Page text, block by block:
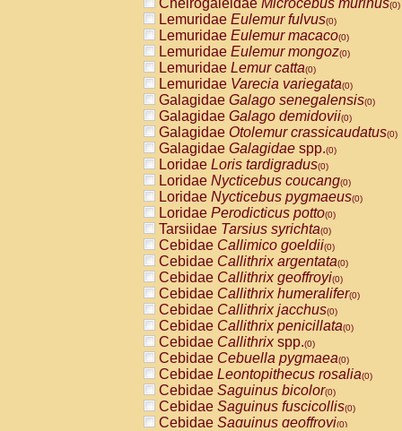
Cheirogaleidae Microcebus murinus(0)
Lemuridae Eulemur fulvus(0)
Lemuridae Eulemur macaco(0)
Lemuridae Eulemur mongoz(0)
Lemuridae Lemur catta(0)
Lemuridae Varecia variegata(0)
Galagidae Galago senegalensis(0)
Galagidae Galago demidovii(0)
Galagidae Otolemur crassicaudatus(0)
Galagidae Galagidae spp.(0)
Loridae Loris tardigradus(0)
Loridae Nycticebus coucang(0)
Loridae Nycticebus pygmaeus(0)
Loridae Perodicticus potto(0)
Tarsiidae Tarsius syrichta(0)
Cebidae Callimico goeldii(0)
Cebidae Callithrix argentata(0)
Cebidae Callithrix geoffroyi(0)
Cebidae Callithrix humeralifer(0)
Cebidae Callithrix jacchus(0)
Cebidae Callithrix penicillata(0)
Cebidae Callithrixspp.(0)
Cebidae Cebuella pygmaea(0)
Cebidae Leontopithecus rosalia(0)
Cebidae Saguinus bicolor(0)
Cebidae Saguinus fuscicollis(0)
Cebidae Saguinus geoffroyi(0)